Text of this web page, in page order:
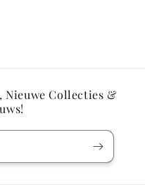
Nieuwe Collecties &